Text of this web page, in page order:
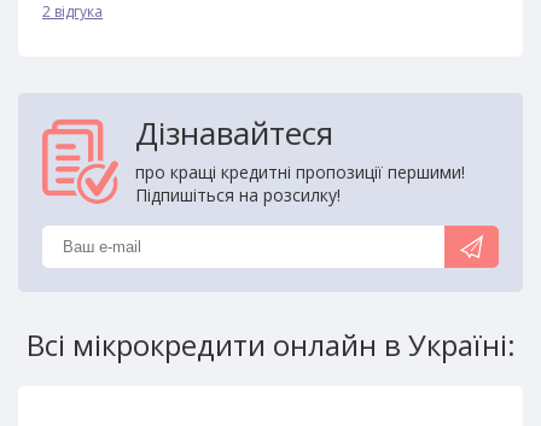
2 відгука
Дізнавайтеся
про кращі кредитні пропозиції першими!
Підпишіться на розсилку!
Всі мікрокредити онлайн в Україні: